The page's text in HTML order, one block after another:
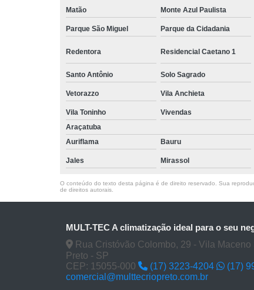
Matão Monte Azul Paulista
Parque São Miguel Parque da Cidadania
Redentora Residencial Caetano 1
Santo Antônio Solo Sagrado
Vetorazzo Vila Anchieta
Vila Toninho
Vivendas
Araçatuba
Auriflama
Bauru
Jales Mirassol
O conteúdo do texto desta página é de direito reservado. Sua
de direitos autorais
MULT-TEC A climatização ideal para o seu
Rua Cristóvão Colombo, 29 - Vila
Preto - SP
CEP: 15055-000
(17) 3223-4204
(17)
comercial@multtecriopreto.com.br